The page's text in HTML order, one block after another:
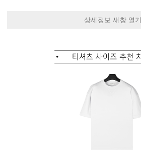
상세정보 새창 열기